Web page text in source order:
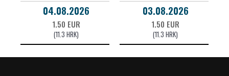
04.08.2026
1.50 EUR
(11.3 HRK)
03.08.2026
1.50 EUR
(11.3 HRK)